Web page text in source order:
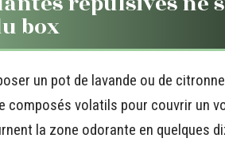
box
un pot de lavande ou de
composés volatils pour couvrir un
la zone odorante en quelques